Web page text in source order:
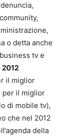
o detta anche
tv e
il miglior
per il miglior
di mobile tv),
che nel 2012
della